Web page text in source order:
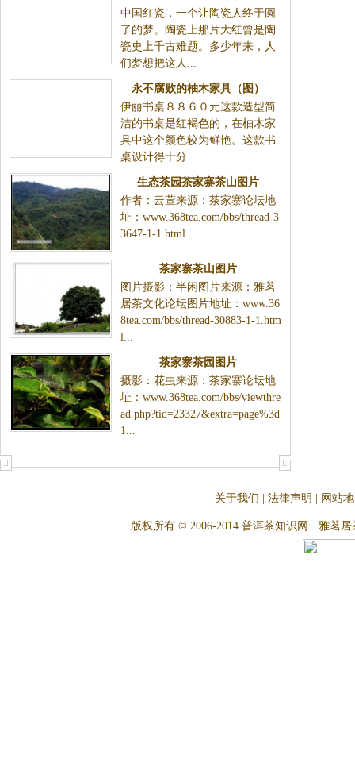
中，开始逐渐飞入千家万户
中国红瓷，一个让陶瓷人终于圆
了的梦。陶瓷上那片大红曾是陶
瓷史上千古难题。多少年来，人
们梦想把这人...
永不腐败的柚木家具（图）
伊丽书桌８８６０元这款造型简
洁的书桌是红褐色的，在柚木家
具中这个颜色较为鲜艳。这款书
桌设计得十分...
生态茶园茶家寨茶山图片
作者：云萱来源：茶家寨论坛地
址：www.368tea.com/bbs/thread-3
3647-1-1.html...
茶家寨茶山图片
图片摄影：半闲图片来源：雅茗
居茶文化论坛图片地址：www.36
8tea.com/bbs/thread-30883-1-1.htm
l...
茶家寨茶园图片
摄影：花虫来源：茶家寨论坛地
址：www.368tea.com/bbs/viewthre
ad.php?tid=23327&extra=page%3d
1...
关于我们 法律声明 网站
版权所有 © 2006-2014 普洱茶知识网 · 雅茗